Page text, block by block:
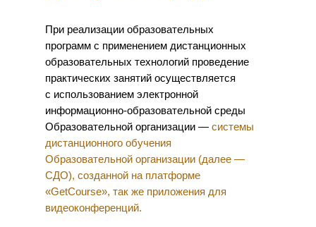
При реализации образовательных
программ с применением дистанционных
образовательных технологий проведение
практических занятий осуществляется
с использованием электронной
информационно-образовательной среды
Образовательной организации — системы
дистанционного обучения
Образовательной организации (далее —
СДО), созданной на платформе
«GetCourse», так же приложения для
видеоконференций.